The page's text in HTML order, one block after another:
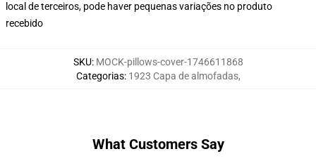
local de terceiros, pode haver pequenas variações no produto
recebido
SKU: MOCK-pillows-cover-1746611868
Categorias: 1923 Capa de almofadas,
What Customers Say